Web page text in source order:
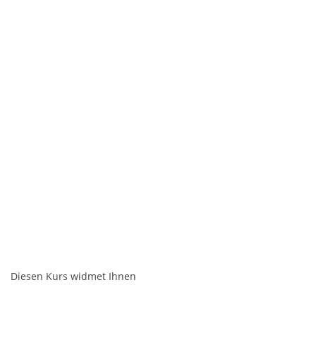
Diesen Kurs widmet Ihnen